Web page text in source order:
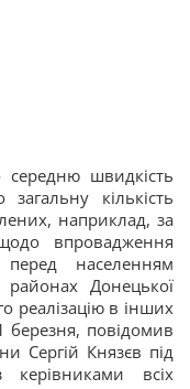
швидкість
кількість
наприклад, за
впровадження
перед населенням
Донецької
реалізацію в інших
березня, повідомив
Сергій Князєв під
керівниками всіх